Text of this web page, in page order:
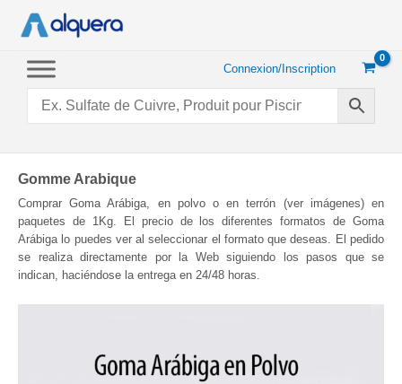
Connexion/Inscription
Gomme Arabique
Comprar Goma Arábiga, en polvo o en terrón (ver imágenes) en
paquetes de 1Kg. El precio de los diferentes formatos de Goma
Arábiga lo puedes ver al seleccionar el formato que deseas. El pedido
se realiza directamente por la Web siguiendo los pasos que se
indican, haciéndose la entrega en 24/48 horas.